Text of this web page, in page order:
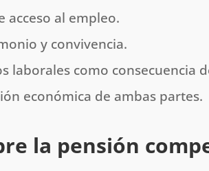
acceso al empleo.
y convivencia.
laborales como consecuencia
económica de ambas partes.
la pensión